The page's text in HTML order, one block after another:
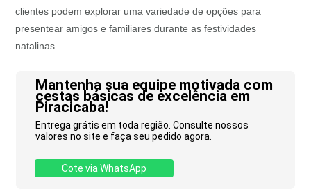
clientes podem explorar uma variedade de opções para
presentear amigos e familiares durante as festividades
natalinas.
Mantenha sua equipe motivada com
cestas básicas de excelência em
Piracicaba!
Entrega grátis em toda região. Consulte nossos
valores no site e faça seu pedido agora.
Cote via WhatsApp